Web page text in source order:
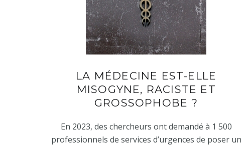
LA MÉDECINE EST-ELLE
MISOGYNE, RACISTE ET
GROSSOPHOBE ?
En 2023, des chercheurs ont demandé à 1 500
professionnels de services d’urgences de poser un